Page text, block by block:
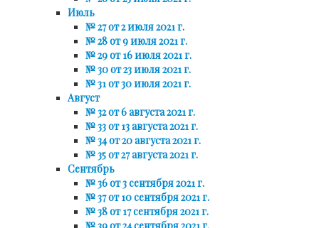
Июль
№ 27 от 2 июля 2021 г.
№ 28 от 9 июля 2021 г.
№ 29 от 16 июля 2021 г.
№ 30 от 23 июля 2021 г.
№ 31 от 30 июля 2021 г.
Август
№ 32 от 6 августа 2021 г.
№ 33 от 13 августа 2021 г.
№ 34 от 20 августа 2021 г.
№ 35 от 27 августа 2021 г.
Сентябрь
№ 36 от 3 сентября 2021 г.
№ 37 от 10 сентября 2021 г.
№ 38 от 17 сентября 2021 г.